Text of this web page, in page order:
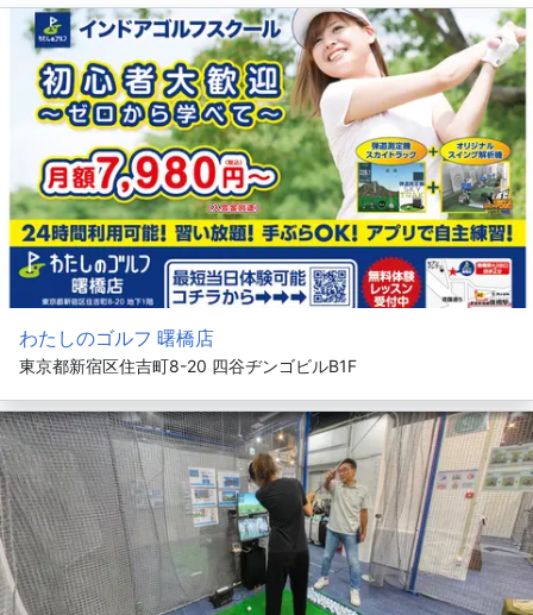
わたしのゴルフ 曙橋店
東京都新宿区住吉町8-20 四谷ヂンゴビルB1F